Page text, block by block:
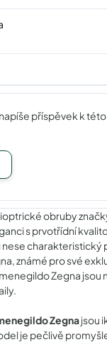
příspěvek k
obruby
s prvotřídní
charakteristický
známé pro své
Zegna jsou
Zegnajsou
je pečlivě